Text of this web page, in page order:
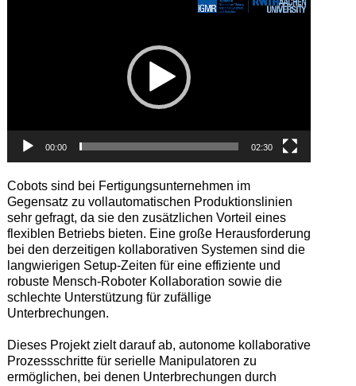
00:00 02:30
Cobots sind bei Fertigungsunternehmen im
Gegensatz zu vollautomatischen Produktionslinien
sehr gefragt, da sie den zusätzlichen Vorteil eines
flexiblen Betriebs bieten. Eine große Herausforderung
bei den derzeitigen kollaborativen Systemen sind die
langwierigen Setup-Zeiten für eine effiziente und
robuste Mensch-Roboter Kollaboration sowie die
schlechte Unterstützung für zufällige
Unterbrechungen.
Dieses Projekt zielt darauf ab, autonome kollaborative
Prozessschritte für serielle Manipulatoren zu
ermöglichen, bei denen Unterbrechungen durch